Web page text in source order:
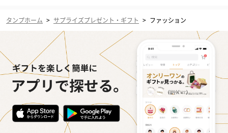
タンプホーム > サプライズプレゼント・ギフト > ファッション